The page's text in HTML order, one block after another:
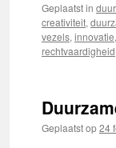
Geplaatst in
creativiteit,
vezels, innovatie,
rechtvaardigheid
Geplaatst op24